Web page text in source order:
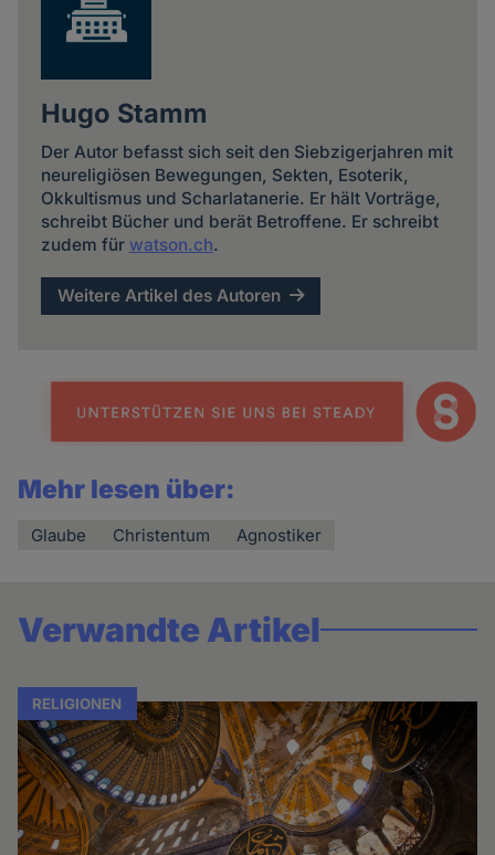
Hugo Stamm
Der Autor befasst sich seit den Siebzigerjahren mit
neureligiösen Bewegungen, Sekten, Esoterik,
Okkultismus und Scharlatanerie. Er hält Vorträge,
schreibt Bücher und berät Betroffene. Er schreibt
zudem für watson.ch.
Weitere Artikel des Autoren
Mehr lesen über:
Glaube Christentum Agnostiker
Verwandte Artikel
RELIGIONEN